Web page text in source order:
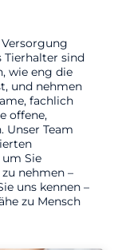
Tierhalter sind
wie eng die
und nehmen
fachlich
offene,
Team
Sie
nehmen –
uns kennen –
zu Mensch